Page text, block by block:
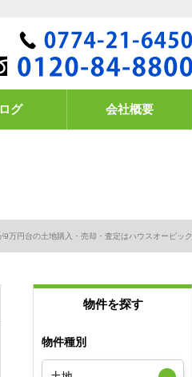
グ 会社概要
9万円台の土地購入・売却・査定はハウスオービック
物件を探す
物件種別